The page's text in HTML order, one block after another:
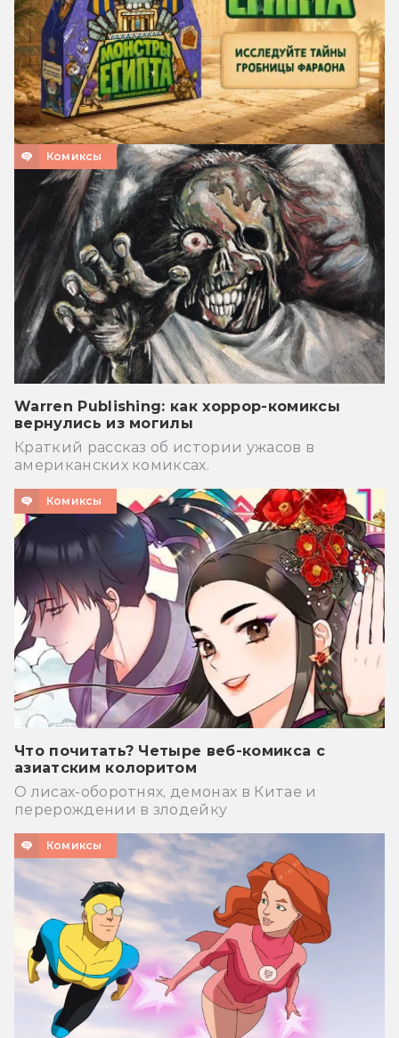
Комиксы
Warren Publishing: как хоррор-комиксы
вернулись из могилы
Краткий рассказ об истории ужасов в
американских комиксах.
Комиксы
Что почитать? Четыре веб-комикса с
азиатским колоритом
О лисах-оборотнях, демонах в Китае и
перерождении в злодейку
Комиксы